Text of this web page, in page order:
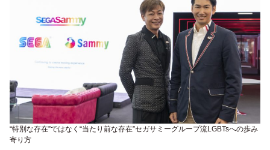
“特別な存在”ではなく“当たり前な存在”セガサミーグループ流LGBTsへの歩み
寄り方